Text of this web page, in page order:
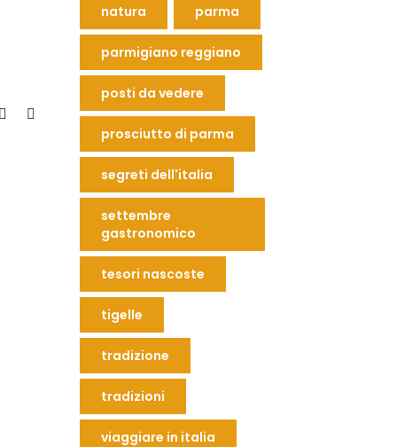
natura parma
parmigiano reggiano
posti da vedere
prosciutto di parma
segreti dell'italia
settembre
gastronomico
tesori nascoste
tigelle
tradizione
tradizioni
viaggiare in italia